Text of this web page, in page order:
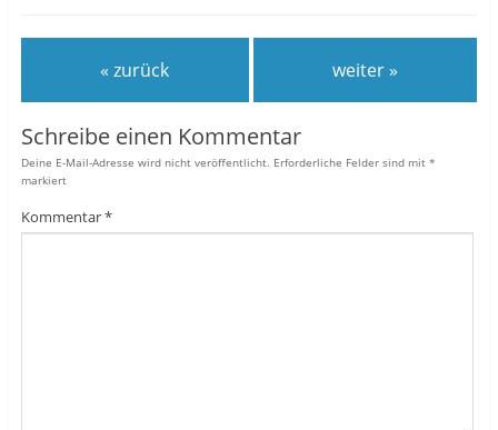
« zurück weiter »
Schreibe einen Kommentar
Deine E-Mail-Adresse wird nicht veröffentlicht. Erforderliche Felder sind mit *
markiert
Kommentar*